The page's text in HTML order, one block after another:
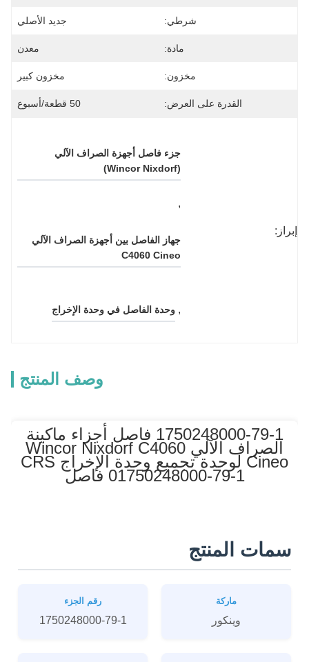
شرطي: جديد الأصلي
مادة: معدن
مخزون: مخزون كبير
القدرة على العرض: 50 قطعة/أسبوع
إبراز:
(Wincor Nixdorf)
,
C4060 Cineo
, وحدة الفاصل في وحدة الإخراج
وصف المنتج
1750248000-79-1 فاصل أجزاء ماكينة
الصراف الآلي Wincor Nixdorf C4060
Cineo لوحدة تجميع وحدة الإخراج CRS
01750248000-79-1 فاصل
سمات المنتج
ماركة
وينكور
رقم الجزء
1750248000-79-1